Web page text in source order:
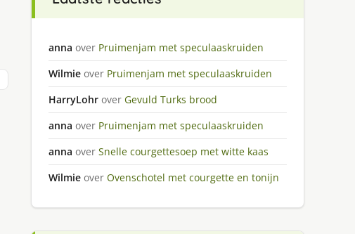
anna over Pruimenjam met speculaaskruiden
Wilmie over Pruimenjam met speculaaskruiden
HarryLohr over Gevuld Turks brood
anna over Pruimenjam met speculaaskruiden
anna over Snelle courgettesoep met witte kaas
Wilmie over Ovenschotel met courgette en tonijn